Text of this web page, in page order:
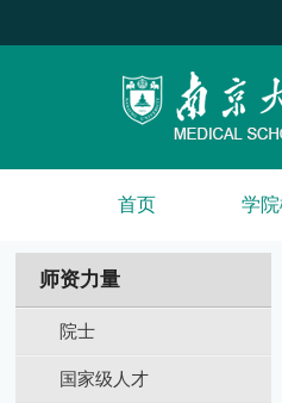
首页 学
师资力量
院士
国家级人才